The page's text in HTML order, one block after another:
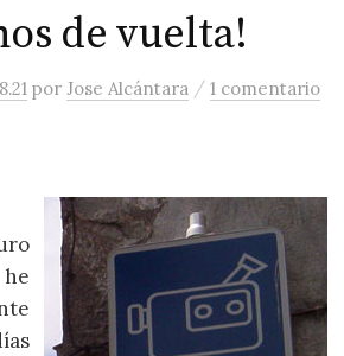
de vuelta!
porJose Alcántara /1 comentario